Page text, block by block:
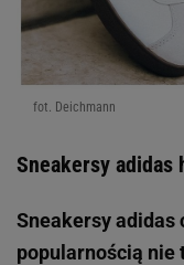
fot. Deichmann
Sneakersy adidas
Sneakersy adidas
popularnością nie